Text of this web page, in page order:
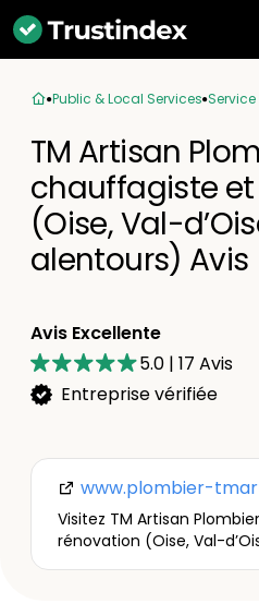
Public & Local Services
TM Artisan
chauffagiste
(Oise, Val-
alentours) Avis
Avis Excellente
5.0 | 17 Avis
Entreprise vérifiée
www.plombier-
Visitez TM Artisan
rénovation (Oise, Val-